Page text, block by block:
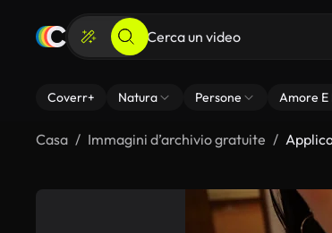
Coverr+ Natura Persone Amore E
Casa Immagini d’archivio gratuite